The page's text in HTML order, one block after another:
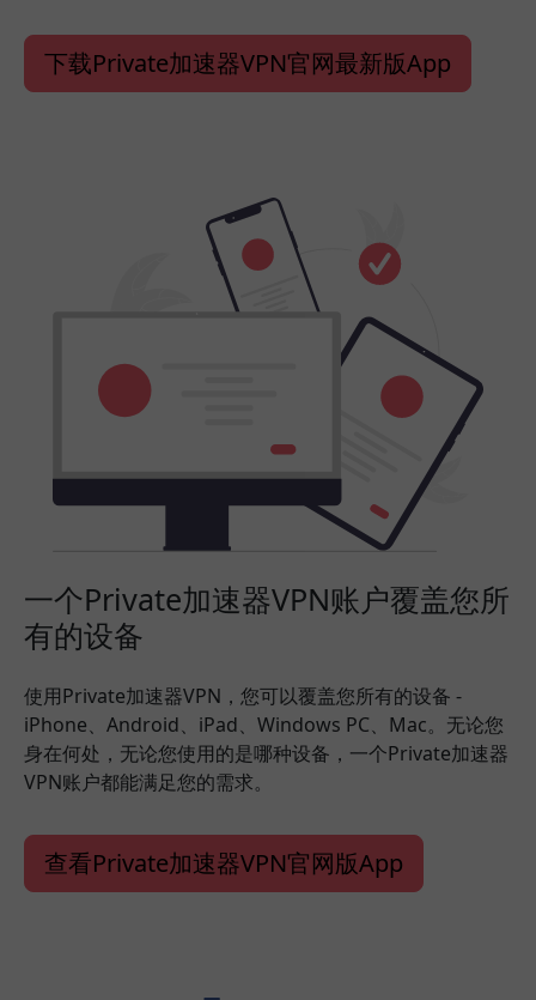
下载Private加速器VPN官网最新版App
一个Private加速器VPN账户覆盖您所
有的设备
使用Private加速器VPN，您可以覆盖您所有的设备 -
iPhone、Android、iPad、Windows PC、Mac。无论您
身在何处，无论您使用的是哪种设备，一个Private加速器
VPN账户都能满足您的需求。
查看Private加速器VPN官网版App